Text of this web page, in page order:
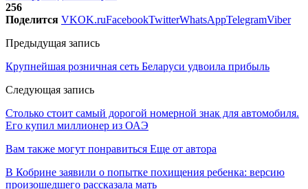
256
Поделится VKOK.ruFacebookTwitterWhatsAppTelegramViber
Предыдущая запись
Крупнейшая розничная сеть Беларуси удвоила прибыль
Следующая запись
Столько стоит самый дорогой номерной знак для автомобиля.
Его купил миллионер из ОАЭ
Вам также могут понравиться Еще от автора
В Кобрине заявили о попытке похищения ребенка: версию
произошедшего рассказала мать